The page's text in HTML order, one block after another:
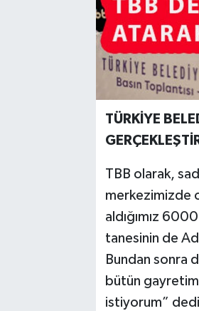
TÜRKİYE
TBB olarak,
merkezimizde
aldığımız
tanesinin de
Bundan sonra
bütün
istiyorum”